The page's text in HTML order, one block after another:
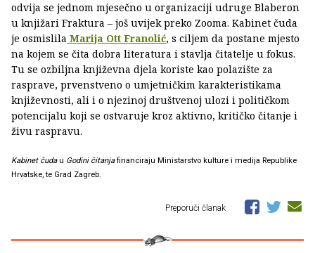
odvija se jednom mjesečno u organizaciji udruge Blaberon
u knjižari Fraktura – još uvijek preko Zooma. Kabinet čuda
je osmislila Marija Ott Franolić, s ciljem da postane mjesto
na kojem se čita dobra literatura i stavlja čitatelje u fokus.
Tu se ozbiljna književna djela koriste kao polazište za
rasprave, prvenstveno o umjetničkim karakteristikama
književnosti, ali i o njezinoj društvenoj ulozi i političkom
potencijalu koji se ostvaruje kroz aktivno, kritičko čitanje i
živu raspravu.
Kabinet čudau Godini čitanjafinanciraju Ministarstvo kulture i medija Republike
Hrvatske, te Grad Zagreb.
Preporuči članak